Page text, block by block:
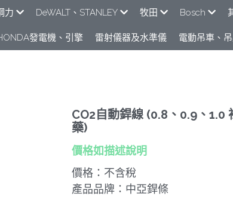
力 DeWALT、STANLEY 牧田 Bosch
發電機、引擎 雷射儀器及水準儀 電動吊車、
CO2自動銲線 (0.8、0.9、1.0
藥)
價格如描述說明
價格：不含稅
產品品牌：中亞銲條